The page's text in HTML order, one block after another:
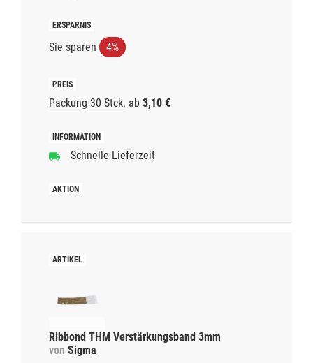
Sie sparen 4%
Packung 30 Stck. ab 3,10 €
Schnelle Lieferzeit
Ribbond THM Verstärkungsband 3mm
von Sigma